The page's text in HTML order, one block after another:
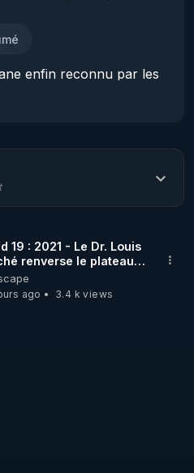
enfin reconnu par les
19 : 2021 - Le Dr. Louis
renverse le plateau
!
ago
3.4 k views